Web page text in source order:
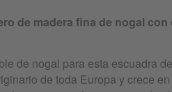
de madera fina de nogal
de nogal para esta escuadra
de toda Europa y crece